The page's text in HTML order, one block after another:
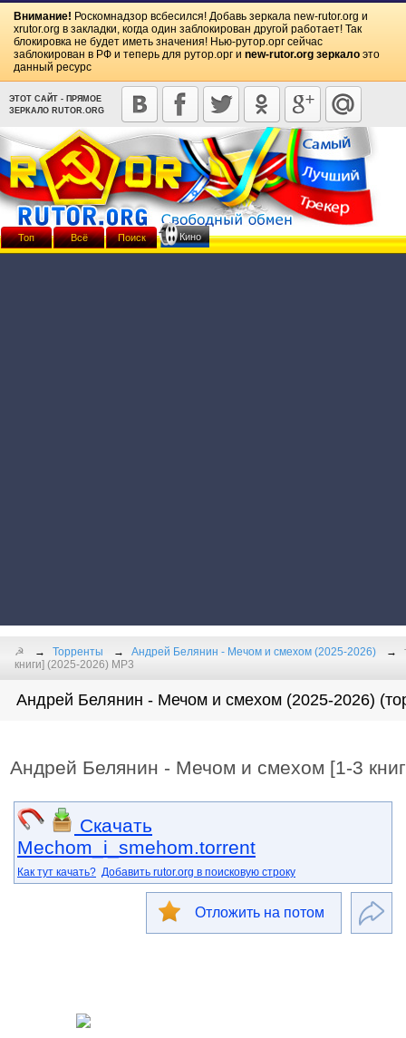
Внимание! Роскомнадзор всбесился! Добавь зеркала new-rutor.org и
xrutor.org в закладки, когда один заблокирован другой работает! Так
блокировка не будет иметь значения! Нью-рутор.орг сейчас
заблокирован в РФ и теперь для рутор.орг и new-rutor.org зеркало это
данный ресурс
ЭТОТ САЙТ - ПРЯМОЕ
ЗЕРКАЛО RUTOR.ORG
☭ Торренты Андрей Белянин - Мечом и смехом (2025-2026)
книги] (2025-2026) МР3
Андрей Белянин - Мечом и смехом (2025-2026)
Андрей Белянин - Мечом и смехом [1-3
Скачать
Mechom_i_smehom.torrent
Как тут качать? Добавить rutor.org в поисковую строку
Отложить на потом